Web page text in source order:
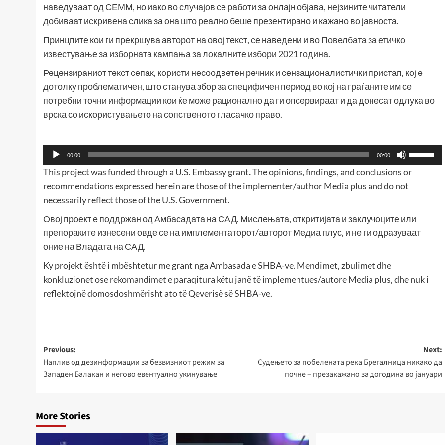
наведуваат од СЕММ, но иако во случајов се работи за онлајн објава, нејзините читатели
добиваат искривена слика за она што реално беше презентирано и кажано во јавноста.
Принцпите кои ги прекршува авторот на овој текст, се наведени и воПовелбата за етичко
известување за изборната кампања за локалните избори 2021 година.
Рецензираниот текст сепак, користи несоодветен речник и сензационалистички пристап, кој е
дотолку проблематичен, што станува збор за специфичен период во кој на граѓаните им се
потребни точни информации кои ќе може рационално да ги опсервираат и да донесат одлука во
врска со искористувањето на сопственото гласачко право.
Аудио
плејер
00:00 00:00
Користете
ги
Долна
стрелка,
или
This project was funded through a U.S. Embassy grant.The opinions, findings, and conclusions or
recommendations expressed herein are those of the implementer/author Media plus and do not
necessarily reflect those of the U.S. Government.
Овој проект е поддржан од Амбасадата на САД. Мислењата, откритијата и заклучоците или
препораките изнесени овде се на имплементаторот/авторот Медиа плус, и не ги одразуваат
оние на Владата на САД.
Ky projekt është i mbështetur me grant nga Ambasada e SHBA-ve. Mendimet, zbulimet dhe
konkluzionet ose rekomandimet e paraqitura këtu janë të implementues/autore Media plus, dhe nuk i
reflektojnë domosdoshmërisht ato të Qeverisë së SHBA-ve.
Post
navigation
Previous:
Наплив од дезинформации за безвизниот режим за
Западен Балакан и негово евентуално укинување
Next:
Судењето за побелената река Брегалница никако да
почне – презакажано за догодина во јануари
More Stories